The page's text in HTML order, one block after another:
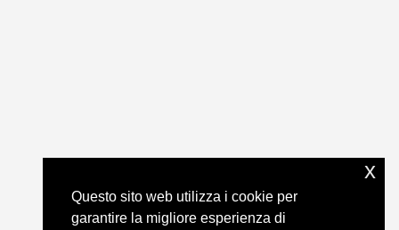
Questo sito web utilizza i cookie per
garantire la migliore esperienza di
x